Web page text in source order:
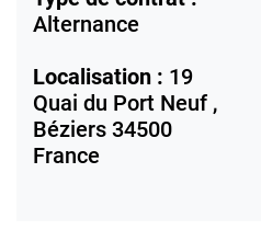
Alternance
Localisation : 19
Quai du Port Neuf ,
Béziers 34500
France